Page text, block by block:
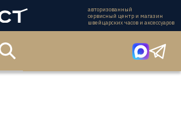
авторизованный
сервисный центр и магазин
швейцарских часов и аксессуаров
Блог